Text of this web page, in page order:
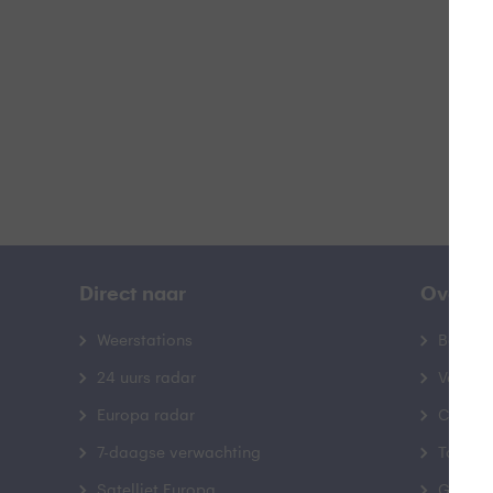
Direct naar
Weerstations
24 uurs radar
Europa radar
7-daagse verwachting
Over
Contact